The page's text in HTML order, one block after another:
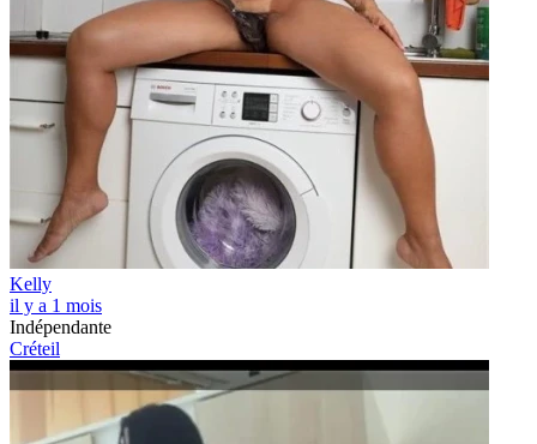
Kelly
il y a 1 mois
Indépendante
Créteil